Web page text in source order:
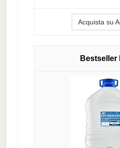
Acquista su